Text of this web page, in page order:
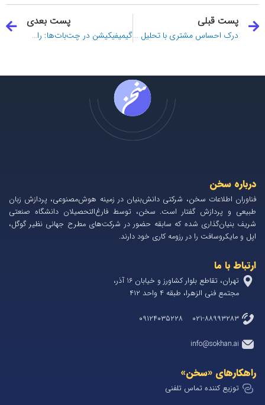
قبلیپست قبلی
درک احساس مشتری با تحلیل احساسات در چت‌بات‌ها
پست بعدی
گیمیفیکیشن در چت‌بات‌ها: راهکاری برای افزایش تعامل و جذابیت
ارتباط با ما
تهران، تقاطع بلوار کشاورز و خیابان 1۶ آذر،
مجتمع فنی الزهرا، طبقه ۴ واحد ۴۱۲
۰۲۱-۸۸۹۹۳۲۸۳ ۰۹۱۲۴۰۳۵۲۲۸
info@sokhan.ai
درباره سخن
فناوران اطلاعات سخن، شرکتی دانش‌بنیان در زمینه هوش‌مصنوعی، پردازش زبان
طبیعی و پردازش گفتار است. سخن، توسط فارغ‌التحصیلان دانشگاه صنعتی
شریف بنیان‌گذاری شده که سابقه حضور در شرکت‌های مطرح جهانی نظیر گوگل،
اپل و مایکروسافت را در رزومه کاری خود دارند.
راهکارهای «سخن»
توزیع کننده تماس تلفنی